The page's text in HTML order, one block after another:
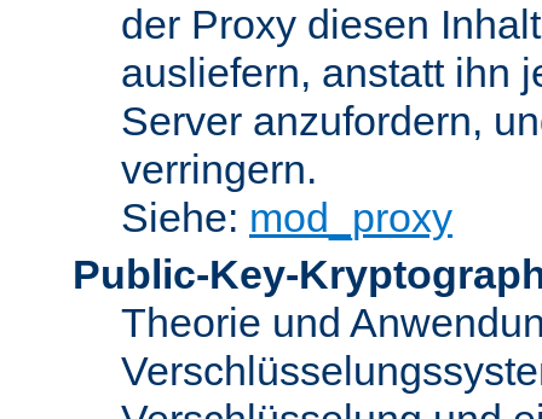
der Proxy diesen
ausliefern, anstatt ihn
Server anzufordern,
verringern.
Siehe: mod_proxy
Public-Key-
Theorie und